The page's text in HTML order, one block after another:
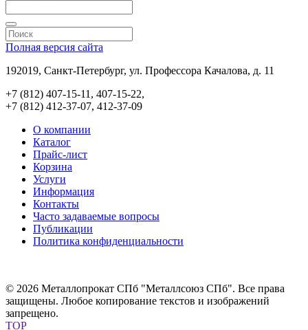
Полная версия сайта
192019, Санкт-Петербург, ул. Профессора Качалова, д. 11
+7 (812) 407-15-11, 407-15-22,
+7 (812) 412-37-07, 412-37-09
О компании
Каталог
Прайс-лист
Корзина
Услуги
Информация
Контакты
Часто задаваемые вопросы
Публикации
Политика конфиденциальности
© 2026 Металлопрокат СПб "Металлсоюз СПб". Все права
защищены. Любое копирование текстов и изображений
запрещено.
TOP